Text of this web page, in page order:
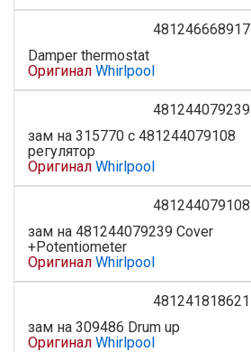
481246668917
Damper thermostat
Оригинал Whirlpool
481244079239
зам на 315770 с 481244079108
регулятор
Оригинал Whirlpool
481244079108
зам на 481244079239 Cover
+Potentiometer
Оригинал Whirlpool
481241818621
зам на 309486 Drum up
Оригинал Whirlpool